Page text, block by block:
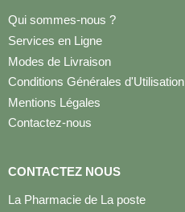
Qui sommes-nous ?
Services en Ligne
Modes de Livraison
Conditions Générales d'Utilisation
Mentions Légales
Contactez-nous
CONTACTEZ NOUS
La Pharmacie de La poste